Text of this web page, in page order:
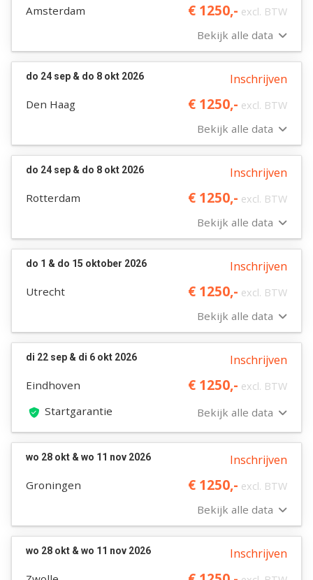
Amsterdam
Bekijk alle data
€ 1250,- excl. BTW
do 24 sep & do 8 okt 2026
Den Haag
Inschrijven
Bekijk alle data
€ 1250,- excl. BTW
do 24 sep & do 8 okt 2026
Rotterdam
Inschrijven
Bekijk alle data
€ 1250,- excl. BTW
do 1 & do 15 oktober 2026
Utrecht
Inschrijven
Bekijk alle data
€ 1250,- excl. BTW
di 22 sep & di 6 okt 2026
Eindhoven
Startgarantie
Inschrijven
Bekijk alle data
€ 1250,- excl. BTW
wo 28 okt & wo 11 nov 2026
Groningen
Inschrijven
Bekijk alle data
€ 1250,- excl. BTW
wo 28 okt & wo 11 nov 2026 Inschrijven